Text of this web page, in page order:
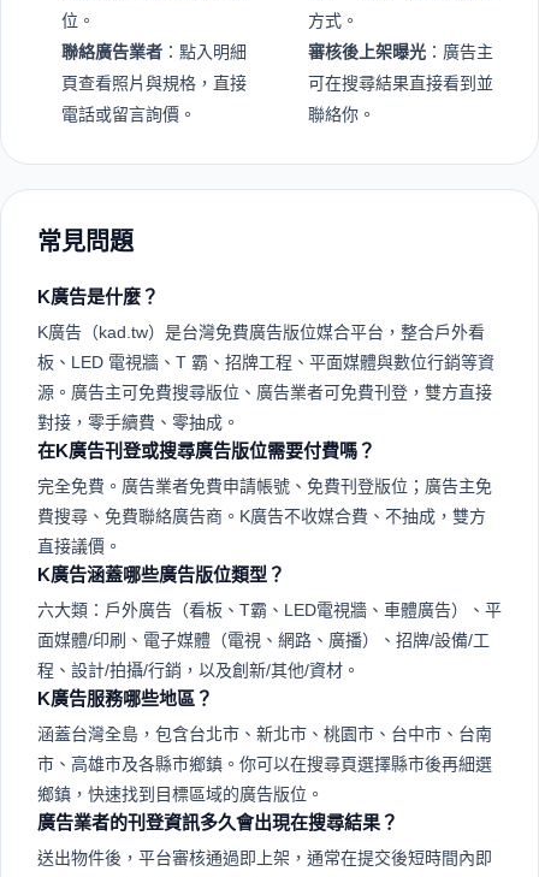
位。
聯絡廣告業者 ：點入明細
頁查看照片與規格，直接
電話或留言詢價。
方式。
審核後上架曝光 ：廣告主
可在搜尋結果直接看到並
聯絡你。
常見問題
K廣告是什麼？
K廣告（kad.tw）是台灣免費廣告版位媒合平台，整合戶外看
板、LED 電視牆、T 霸、招牌工程、平面媒體與數位行銷等資
源。廣告主可免費搜尋版位、廣告業者可免費刊登，雙方直接
對接，零手續費、零抽成。
在K廣告刊登或搜尋廣告版位需要付費嗎？
完全免費。廣告業者免費申請帳號、免費刊登版位；廣告主免
費搜尋、免費聯絡廣告商。K廣告不收媒合費、不抽成，雙方
直接議價。
K廣告涵蓋哪些廣告版位類型？
六大類：戶外廣告（看板、T霸、LED電視牆、車體廣告）、平
面媒體/印刷、電子媒體（電視、網路、廣播）、招牌/設備/工
程、設計/拍攝/行銷，以及創新/其他/資材。
K廣告服務哪些地區？
涵蓋台灣全島，包含台北市、新北市、桃園市、台中市、台南
市、高雄市及各縣市鄉鎮。你可以在搜尋頁選擇縣市後再細選
鄉鎮，快速找到目標區域的廣告版位。
廣告業者的刊登資訊多久會出現在搜尋結果？
送出物件後，平台審核通過即上架，通常在提交後短時間內即